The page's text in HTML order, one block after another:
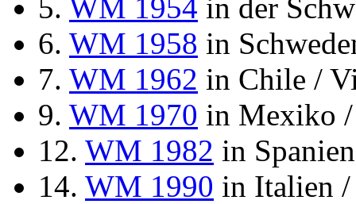
5. WM 1954 in der
6. WM 1958 in
7. WM 1962 in Chile /
9. WM 1970 in Mexiko
12. WM 1982 in
14. WM 1990 in Italien